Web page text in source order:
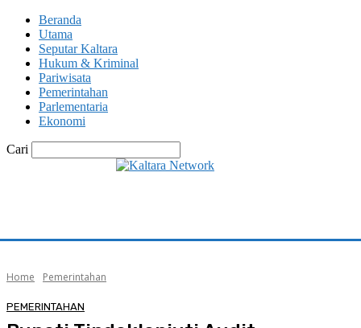
Beranda
Utama
Seputar Kaltara
Hukum & Kriminal
Pariwisata
Pemerintahan
Parlementaria
Ekonomi
Cari
Home Pemerintahan
PEMERINTAHAN